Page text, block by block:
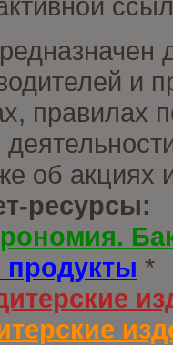
и
правилах
об
ресурсы:
*